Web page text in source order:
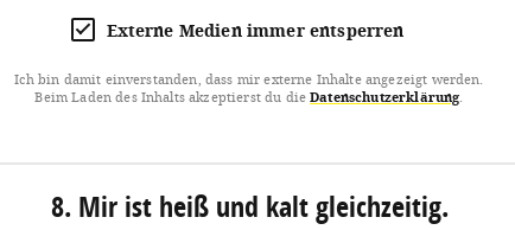
Externe Medien immer entsperren
Ich bin damit einverstanden, dass mir externe Inhalte angezeigt werden.
Beim Laden des Inhalts akzeptierst du dieDatenschutzerklärung.
8. Mir ist heiß und kalt gleichzeitig.